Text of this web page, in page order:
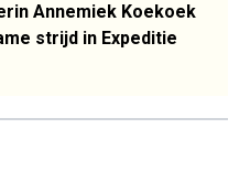
Annemiek Koekoek
strijd in Expeditie